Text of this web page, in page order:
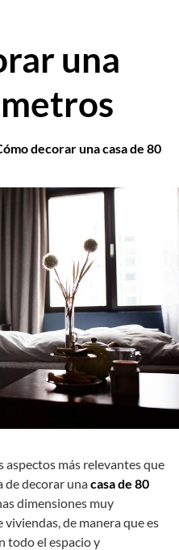
una
decorar una casa de 80
aspectos más relevantes que
de decorar unacasa de 80
dimensiones muy
de manera que es
todo el espacio y